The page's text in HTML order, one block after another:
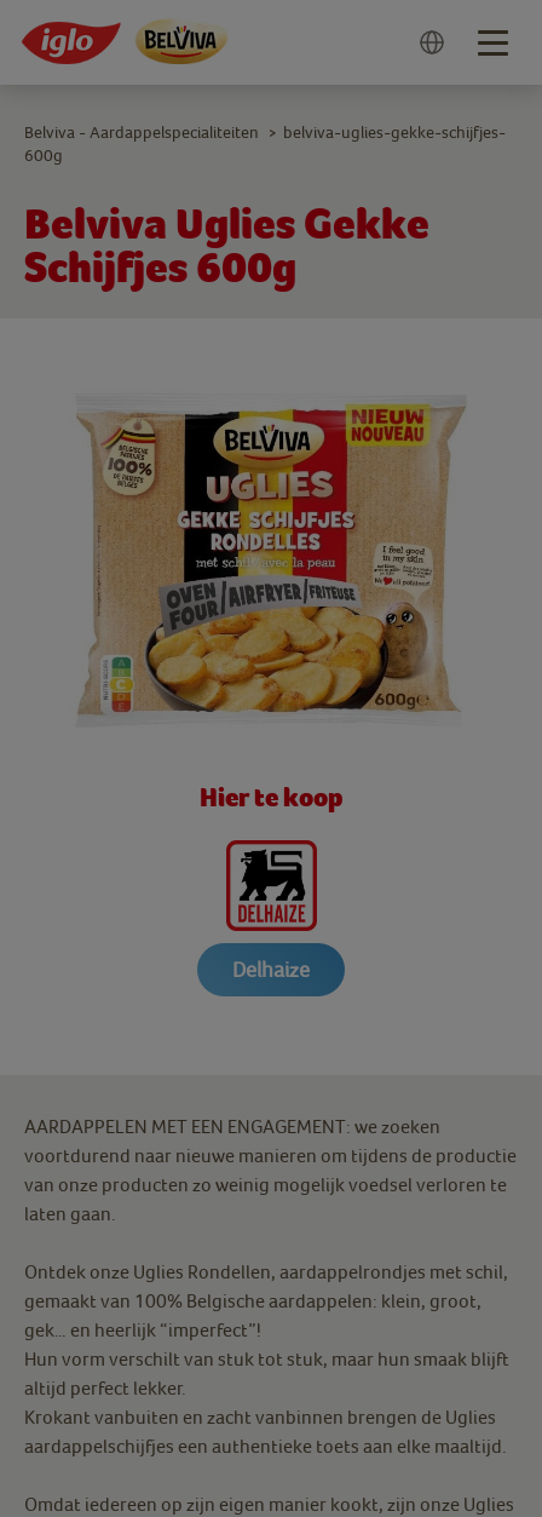
Belviva Uglies Gekke
Schijfjes 600g
Belviva - Aardappelspecialiteiten > belviva-uglies-gekke-schijfjes-
600g
Hier te koop
Delhaize
AARDAPPELEN MET EEN ENGAGEMENT: we zoeken
voortdurend naar nieuwe manieren om tijdens de productie
van onze producten zo weinig mogelijk voedsel verloren te
laten gaan.
Ontdek onze Uglies Rondellen, aardappelrondjes met schil,
gemaakt van 100% Belgische aardappelen: klein, groot,
gek… en heerlijk “imperfect”!
Hun vorm verschilt van stuk tot stuk, maar hun smaak blijft
altijd perfect lekker.
Krokant vanbuiten en zacht vanbinnen brengen de Uglies
aardappelschijfjes een authentieke toets aan elke maaltijd.
Omdat iedereen op zijn eigen manier kookt, zijn onze Uglies